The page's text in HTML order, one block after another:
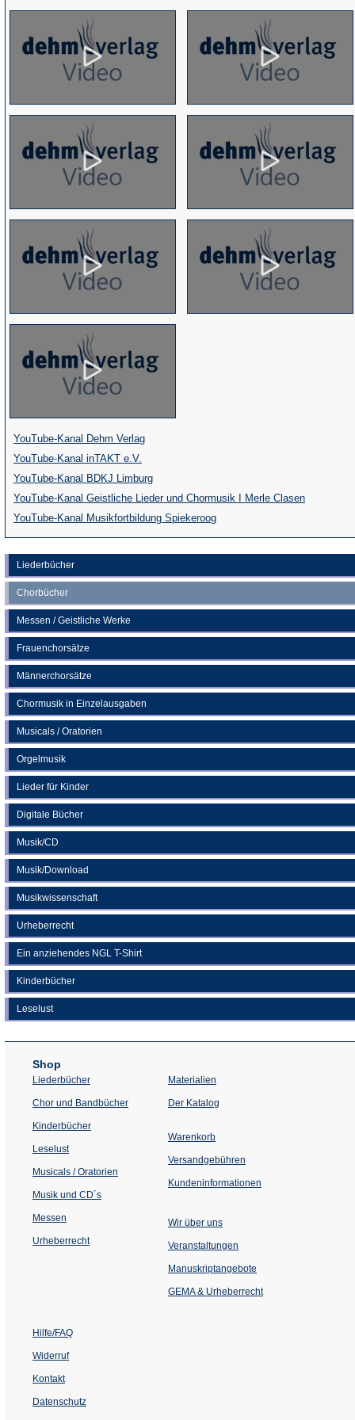
Liederbücher
Chorbücher
Messen / Geistliche Werke
Frauenchorsätze
Männerchorsätze
Chormusik in Einzelausgaben
Musicals / Oratorien
Orgelmusik
Lieder für Kinder
Digitale Bücher
Musik/CD
Musik/Download
Musikwissenschaft
Urheberrecht
Ein anziehendes NGL T-Shirt
Kinderbücher
Leselust
YouTube-Kanal Dehm Verlag(Öffnet
einem
neuen
Tab)
YouTube-Kanal inTAKT e.V.
in
einem
neuen
Tab)
YouTube-Kanal BDKJ Limburg(Öffnet
in
einem
neuen
Tab)
YouTube-Kanal Geistliche Lieder und Chormusik I Merle Clasen(Öffnet
einem
neuen
Tab)
YouTube-Kanal Musikfortbildung Spiekeroog(Öffnet
in
einem
neuen
Shop
Liederbücher
Chor und Bandbücher
Kinderbücher
Leselust
Musicals / Oratorien
Musik und CD´s
Messen
Urheberrecht
Materialien
Der Katalog
Warenkorb
Versandgebühren
Kundeninformationen
Wir über uns
Veranstaltungen
einem
Tab)
Manuskriptangebote
GEMA & Urheberrecht
Hilfe/FAQ
Widerruf
Kontakt
Datenschutz